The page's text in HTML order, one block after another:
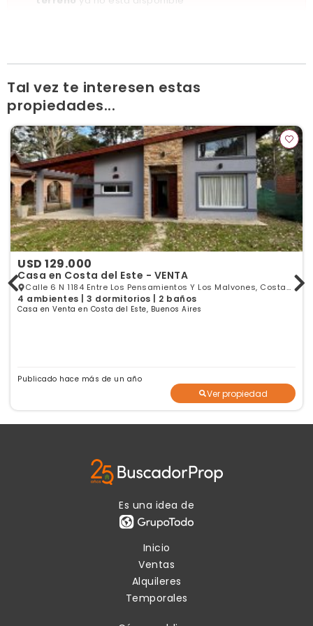
Tal vez te interesen estas
propiedades...
USD 129.000
Casa en Costa del Este - VENTA
Calle 6 N 1184 Entre Los Pensamientos Y Los Malvones, Costa
del Este, Buenos Aires
4 ambientes | 3 dormitorios | 2 baños
Casa en Venta en Costa del Este, Buenos Aires
Publicado hace más de un año
Ver propiedad
Es una idea de
Inicio
Ventas
Alquileres
Temporales